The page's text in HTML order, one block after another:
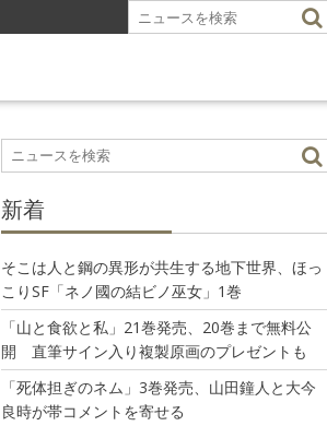
新着
そこは人と鋼の異形が共生する地下世界、ほっ
こりSF「ネノ國の結ビノ巫女」1巻
「山と食欲と私」21巻発売、20巻まで無料公
開 直筆サイン入り複製原画のプレゼントも
「死体担ぎのネム」3巻発売、山田鐘人と大今
良時が帯コメントを寄せる